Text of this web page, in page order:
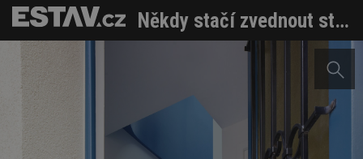
Někdy stačí zvednout střechu. Malá architektura jako odpověď na městskou krizi bydlení